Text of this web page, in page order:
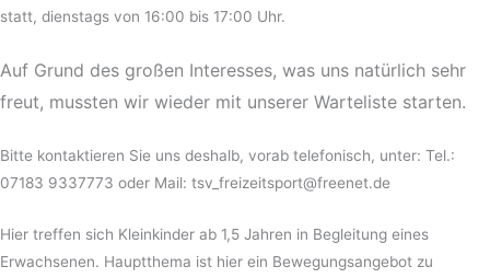
statt, dienstags von 16:00 bis 17:00 Uhr.
Auf Grund des großen Interesses, was uns natürlich sehr
freut, mussten wir wieder mit unserer Warteliste starten.
Bitte kontaktieren Sie uns deshalb, vorab telefonisch, unter: Tel.:
07183 9337773 oder Mail: tsv_freizeitsport@freenet.de
Hier treffen sich Kleinkinder ab 1,5 Jahren in Begleitung eines
Erwachsenen. Hauptthema ist hier ein Bewegungsangebot zu